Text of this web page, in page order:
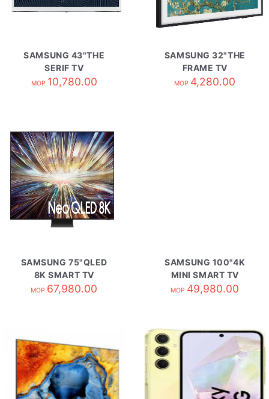
SAMSUNG 43"THE
SERIF TV
QA43LS01BAJXZK
MOP 10,780.00
SAMSUNG 32"THE
FRAME TV
QA32LS03CBJXZK
MOP 4,280.00
SAMSUNG 75"QLED
8K SMART TV
QA75QN800DJXZK
MOP 67,980.00
SAMSUNG 100"4K
MINI SMART TV
UA100M90HAJXZK
MOP 49,980.00